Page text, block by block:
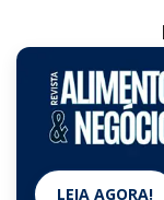
LEIA AGORA!